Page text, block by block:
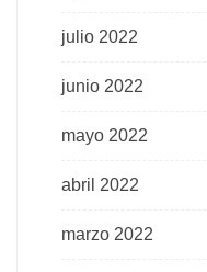
julio 2022
junio 2022
mayo 2022
abril 2022
marzo 2022